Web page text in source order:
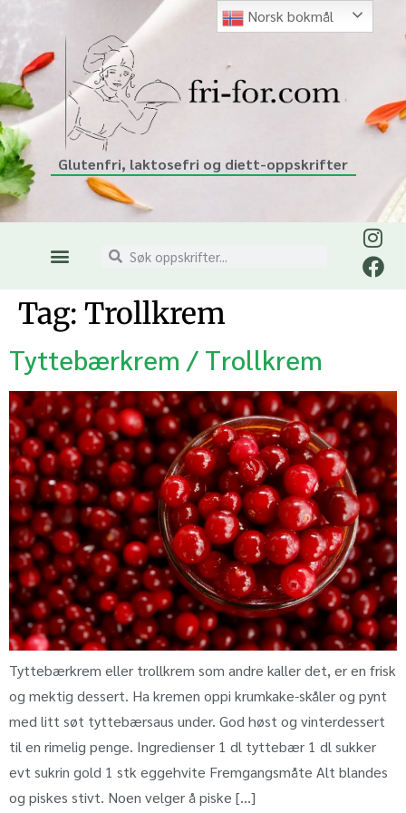
Glutenfri, laktosefri og diett-oppskrifter
Tag: Trollkrem
Tyttebærkrem / Trollkrem
Tyttebærkrem eller trollkrem som andre kaller det, er en frisk
og mektig dessert. Ha kremen oppi krumkake-skåler og pynt
med litt søt tyttebærsaus under. God høst og vinterdessert
til en rimelig penge. Ingredienser 1 dl tyttebær 1 dl sukker
evt sukrin gold 1 stk eggehvite Fremgangsmåte Alt blandes
og piskes stivt. Noen velger å piske […]
Norsk bokmål